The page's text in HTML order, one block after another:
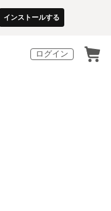
インストールする
ログイン